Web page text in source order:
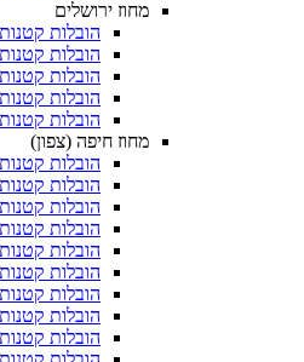
הובלות קטנות בירושלים
הובלות קטנות בבית שמש
הובלות קטנות בבני ברק
הובלות קטנות במודיעין
הובלות קטנות במעלה אדומים
מחוז חיפה (צפון)
הובלות קטנות בחיפה
הובלות קטנות קרית שמונה
הובלות קטנות בכרמיאל
הובלות קטנות בנהריה
הובלות קטנות בעכו
הובלות קטנות קריית מוצקין
הובלות קטנות קריית ביאליק
הובלות קטנות קריית אתא
הובלות קטנות קריית חיים